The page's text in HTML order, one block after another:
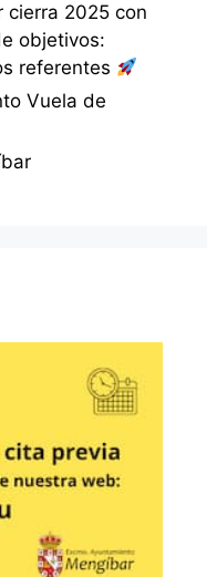
cierra 2025 con
objetivos:
referentes
Vuela de